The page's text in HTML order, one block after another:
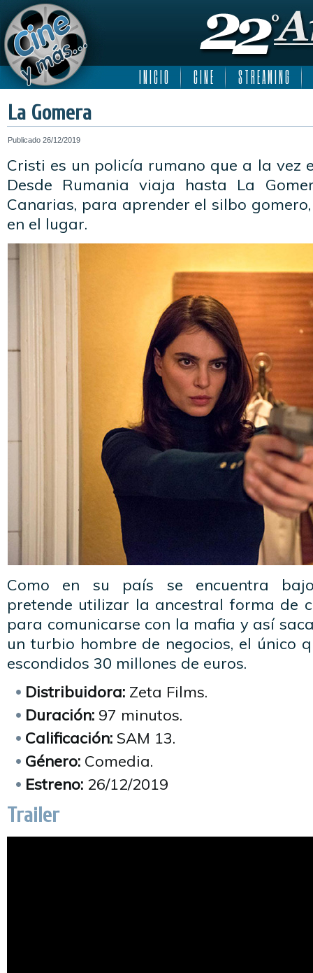
I N I C I O C I N E S T R E A M I N G
La Gomera
Publicado 26/12/2019
Cristi es un policía rumano que a la vez
Desde Rumania viaja hasta La
Canarias, para aprender el silbo
en el lugar.
Como en su país se encuentra
pretende utilizar la ancestral forma de
para comunicarse con la mafia y así
un turbio hombre de negocios, el único
escondidos 30 millones de euros.
Distribuidora: Zeta Films.
Duración: 97 minutos.
Calificación: SAM 13.
Género: Comedia.
Estreno: 26/12/2019
Trailer